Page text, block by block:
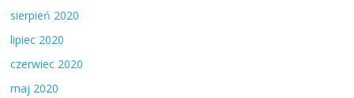
sierpień 2020
lipiec 2020
czerwiec 2020
maj 2020